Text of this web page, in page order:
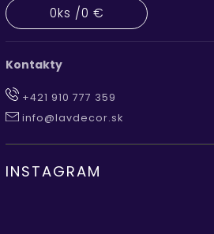
0ks /0 €
Kontakty
+421 910 777 359
info@lavdecor.sk
INSTAGRAM